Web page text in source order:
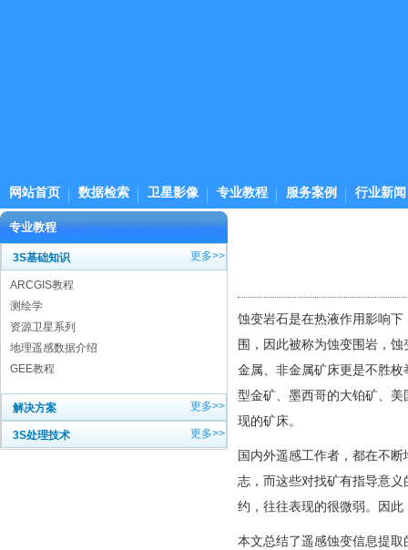
网站首页 数据检索 卫星影像 专业教程 服务案例 行业新闻
专业教程
3S基础知识 更多>>
ARCGIS教程
测绘学
资源卫星系列
地理遥感数据介绍
GEE教程
解决方案 更多>>
3S处理技术 更多>>
蚀变岩石是在热液作用影响
围，因此被称为蚀变围岩，
金属、非金属矿床更是不胜
型金矿、墨西哥的大铂矿、
现的矿床。
国内外遥感工作者，都在不
志，而这些对找矿有指导意
约，往往表现的很微弱。因
本文总结了遥感蚀变信息提